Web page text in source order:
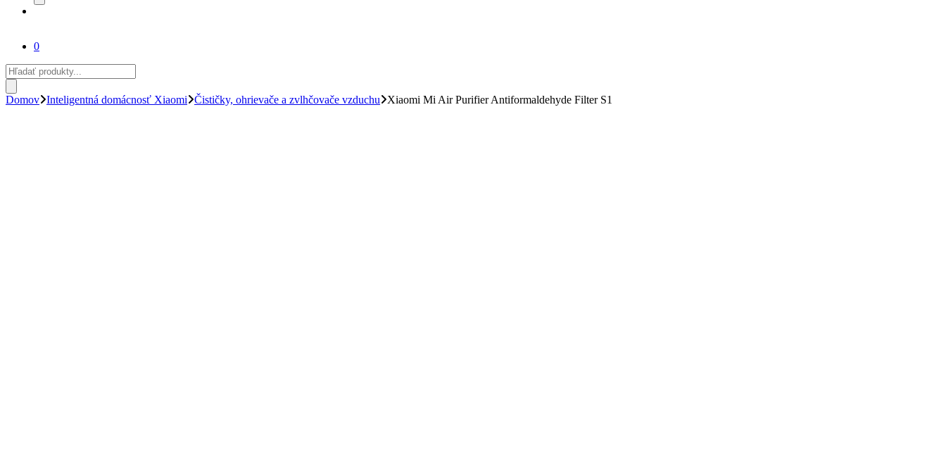
0
Products
search
Domov Inteligentná domácnosť Xiaomi Čističky, ohrievače a zvlhčovače vzduchu Xiaomi Mi Air Purifier Antiformaldehyde Filter S1